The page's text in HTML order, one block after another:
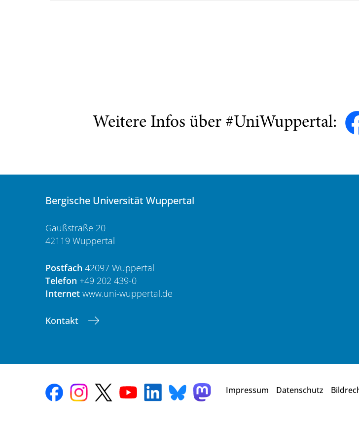
Weitere Infos über #UniWuppertal:
Bergische Universität Wuppertal
Gaußstraße 20
42119 Wuppertal
Postfach 42097 Wuppertal
Telefon +49 202 439-0
Internet www.uni-wuppertal.de
Kontakt
Impressum Datenschutz